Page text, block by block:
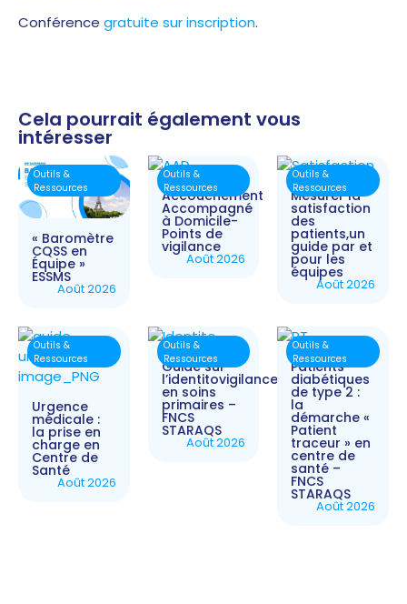
Conférence gratuite sur inscription.
Cela pourrait également vous
intéresser
« Baromètre
CQSS en
Équipe »
ESSMS
Août 2026
Outils &
Ressources
Accouchement
Accompagné
à Domicile-
Points de
vigilance
Août 2026
Outils &
Ressources
Mesurer la
satisfaction
des
patients,un
guide par et
pour les
équipes
Août 2026
Outils &
Ressources
Urgence
médicale :
la prise en
charge en
Centre de
Santé
Août 2026
Outils &
Ressources
Guide sur
l’identitovigilance
en soins
primaires –
FNCS
STARAQS
Août 2026
Outils &
Ressources
Patients
diabétiques
de type 2 :
la
démarche «
Patient
traceur » en
centre de
santé –
FNCS
STARAQS
Août 2026
Outils &
Ressources